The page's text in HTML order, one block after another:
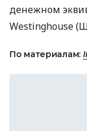
денежном
Westinghouse
По материалам: